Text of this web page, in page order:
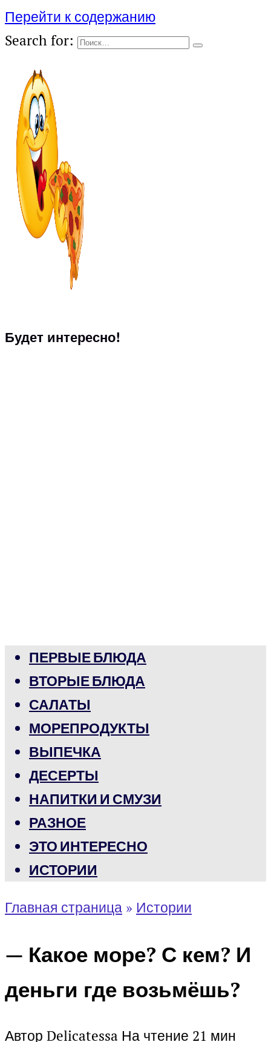
Перейти к содержанию
Search for:
Будет интересно!
ПЕРВЫЕ БЛЮДА
ВТОРЫЕ БЛЮДА
САЛАТЫ
МОРЕПРОДУКТЫ
ВЫПЕЧКА
ДЕСЕРТЫ
НАПИТКИ И СМУЗИ
РАЗНОЕ
ЭТО ИНТЕРЕСНО
ИСТОРИИ
Главная страница » Истории
— Какое море? С кем? И
деньги где возьмёшь?
Автор Delicatessa На чтение 21 мин